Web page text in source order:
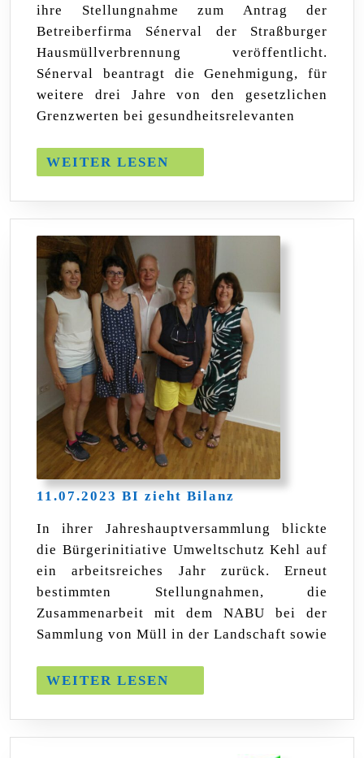
in
unserer
der
Straßburg
bestätigt
ihre Stellungnahme zum Antrag der
Betreiberfirma Sénerval der Straßburger
Hausmüllverbrennung veröffentlicht.
Sénerval beantragt die Genehmigung, für
weitere drei Jahre von den gesetzlichen
Grenzwerten bei gesundheitsrelevanten
WEITER LESEN
LESEN
11.07.2023 BI zieht Bilanz
11.07.2023
Bilanz
In ihrer Jahreshauptversammlung blickte
die Bürgerinitiative Umweltschutz Kehl auf
ein arbeitsreiches Jahr zurück. Erneut
bestimmten Stellungnahmen, die
Zusammenarbeit mit dem NABU bei der
Sammlung von Müll in der Landschaft sowie
WEITER LESEN